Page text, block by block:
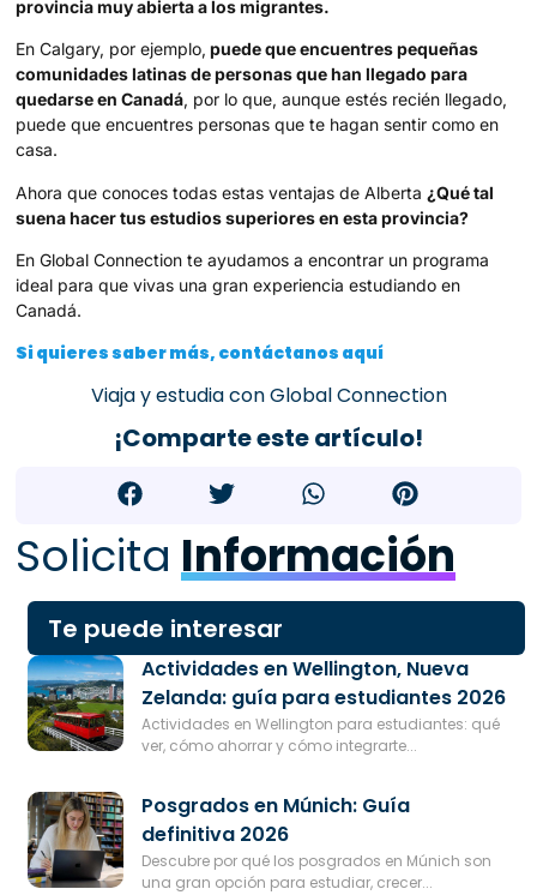
provincia muy abierta a los migrantes.
En Calgary, por ejemplo, puede que encuentres pequeñas
comunidades latinas de personas que han llegado para
quedarse en Canadá, por lo que, aunque estés recién llegado,
puede que encuentres personas que te hagan sentir como en
casa.
Ahora que conoces todas estas ventajas de Alberta ¿Qué tal
suena hacer tus estudios superiores en esta provincia?
En Global Connection te ayudamos a encontrar un programa
ideal para que vivas una gran experiencia estudiando en
Canadá.
Si quieres saber más, contáctanos aquí
Viaja y estudia con Global Connection
¡Comparte este artículo!
Solicita Información
Te puede interesar
Actividades en Wellington, Nueva
Zelanda: guía para estudiantes 2026
Actividades en Wellington para estudiantes: qué
ver, cómo ahorrar y cómo integrarte...
Posgrados en Múnich: Guía
definitiva 2026
Descubre por qué los posgrados en Múnich son
una gran opción para estudiar, crecer...